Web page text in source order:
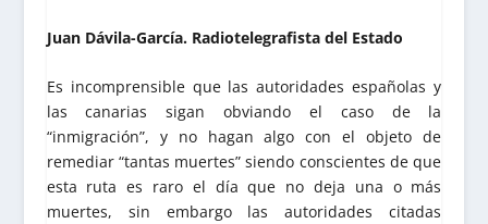
Juan Dávila-García. Radiotelegrafista del Estado
Es incomprensible que las autoridades españolas y
las canarias sigan obviando el caso de la
“inmigración”, y no hagan algo con el objeto de
remediar “tantas muertes” siendo conscientes de que
esta ruta es raro el día que no deja una o más
muertes, sin embargo las autoridades citadas